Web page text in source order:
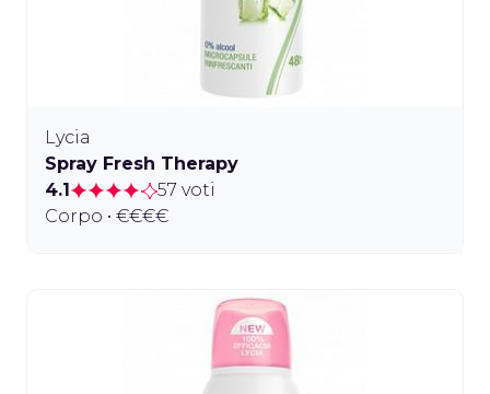
Lycia
Spray Fresh Therapy
4.1
57 voti
Corpo • €€€€